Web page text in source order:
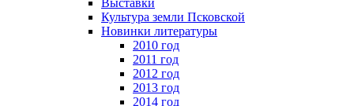
Выставки
Культура земли Псковской
Новинки литературы
2010 год
2011 год
2012 год
2013 год
2014 год